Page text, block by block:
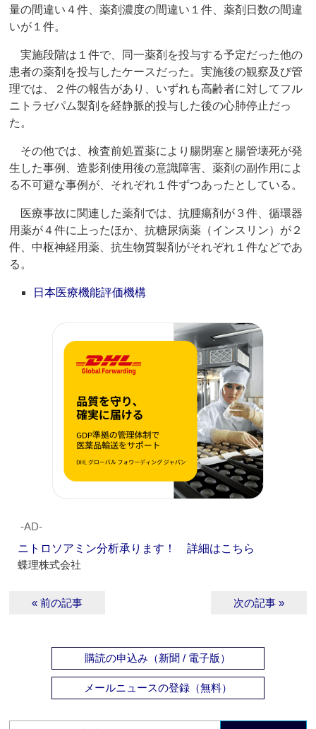
量の間違い４件、薬剤濃度の間違い１件、薬剤日数の間違
いが１件。
実施段階は１件で、同一薬剤を投与する予定だった他の
患者の薬剤を投与したケースだった。実施後の観察及び管
理では、２件の報告があり、いずれも高齢者に対してフル
ニトラゼパム製剤を経静脈的投与した後の心肺停止だっ
た。
その他では、検査前処置薬により腸閉塞と腸管壊死が発
生した事例、造影剤使用後の意識障害、薬剤の副作用によ
る不可避な事例が、それぞれ１件ずつあったとしている。
医療事故に関連した薬剤では、抗腫瘍剤が３件、循環器
用薬が４件に上ったほか、抗糖尿病薬（インスリン）が２
件、中枢神経用薬、抗生物質製剤がそれぞれ１件などであ
る。
日本医療機能評価機構
‐AD‐
ニトロソアミン分析承ります！ 詳細はこちら
蝶理株式会社
« 前の記事 次の記事 »
購読の申込み（新聞 / 電子版）
メールニュースの登録（無料）